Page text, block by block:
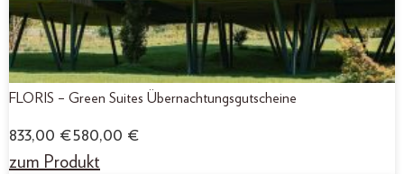
FLORIS – Green Suites Übernachtungsgutscheine
833,00 €580,00 €
zum Produkt